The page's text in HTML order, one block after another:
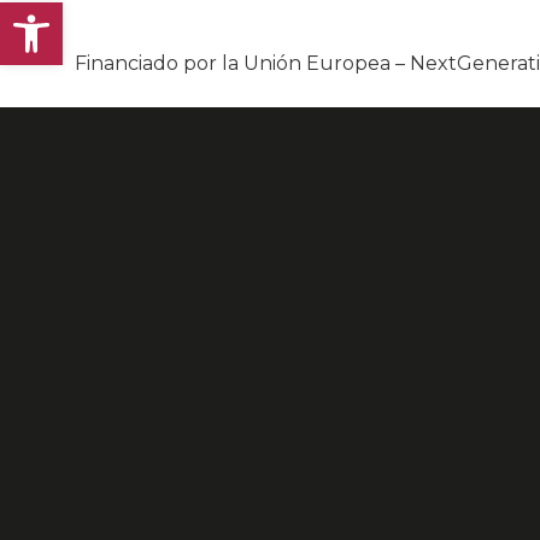
Financiado por la Unión Europea –
Abrir barra de herramientas